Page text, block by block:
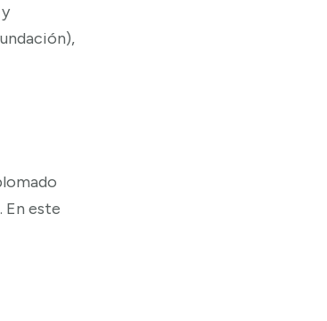
En este